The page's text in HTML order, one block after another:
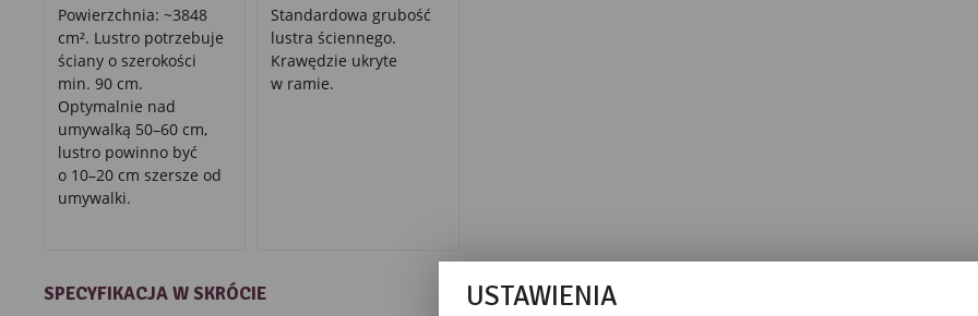
Powierzchnia: ~3848
cm². Lustro potrzebuje
ściany o szerokości
min. 90 cm.
Optymalnie nad
umywalką 50–60 cm,
lustro powinno być
o 10–20 cm szersze od
umywalki.
Standardowa grubość
lustra ściennego.
Krawędzie ukryte
w ramie.
SPECYFIKACJA W SKRÓCIE USTAWIENIA